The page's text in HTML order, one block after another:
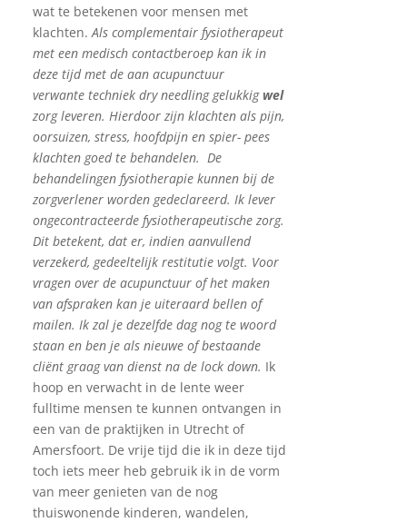
wat te betekenen voor mensen met
klachten. Als complementair fysiotherapeut
met een medisch contactberoep kan ik in
deze tijd met de aan acupunctuur
verwante techniek dry needling gelukkig wel
zorg leveren. Hierdoor zijn klachten als pijn,
oorsuizen, stress, hoofdpijn en spier- pees
klachten goed te behandelen. De
behandelingen fysiotherapie kunnen bij de
zorgverlener worden gedeclareerd. Ik lever
ongecontracteerde fysiotherapeutische zorg.
Dit betekent, dat er, indien aanvullend
verzekerd, gedeeltelijk restitutie volgt. Voor
vragen over de acupunctuur of het maken
van afspraken kan je uiteraard bellen of
mailen. Ik zal je dezelfde dag nog te woord
staan en ben je als nieuwe of bestaande
cliënt graag van dienst na de lock down. Ik
hoop en verwacht in de lente weer
fulltime mensen te kunnen ontvangen in
een van de praktijken in Utrecht of
Amersfoort. De vrije tijd die ik in deze tijd
toch iets meer heb gebruik ik in de vorm
van meer genieten van de nog
thuiswonende kinderen, wandelen,